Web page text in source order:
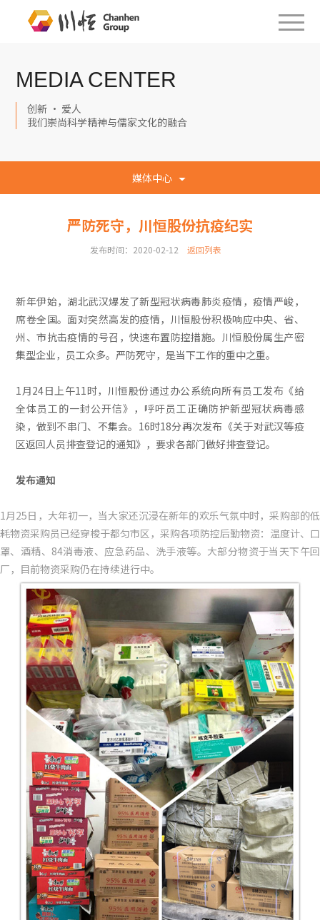
MEDIA CENTER
创新 · 爱人
我们崇尚科学精神与儒家文化的融合
媒体中心
严防死守，川恒股份抗疫纪实
发布时间：2020-02-12 返回列表
新年伊始，湖北武汉爆发了新型冠状病毒肺炎疫情，疫情严峻，
席卷全国。面对突然高发的疫情，川恒股份积极响应中央、省、
州、市抗击疫情的号召，快速布置防控措施。 川恒股份属生产密
集型企业，员工众多。严防死守，是当下工作的重中之重。
1月24日上午11时，川恒股份通过办公系统向所有员工发布《给
全体员工的一封公开信》，呼吁员工正确防护新型冠状病毒感
染，做到不串门、不集会。16时18分再次发布《关于对武汉等疫
区返回人员排查登记的通知》，要求各部门做好排查登记。
发布通知
1月25日，大年初一，当大家还沉浸在新年的欢乐气氛中时，采购部的低
耗物资采购员已经穿梭于都匀市区，采购各项防控后勤物资：温度计、口
罩、酒精、84消毒液、应急药品、洗手液等。大部分物资于当天下午回
厂，目前物资采购仍在持续进行中。